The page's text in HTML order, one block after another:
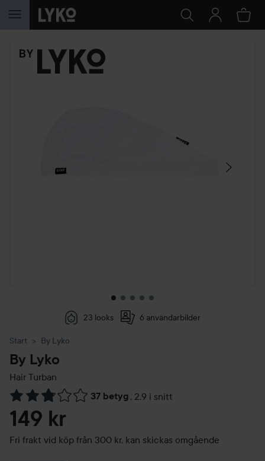
HOPPA TILL INNEHÅLLET
HOPPA ÖVER SEKTIONEN
23 looks 6 användarbilder
Start By Lyko
By Lyko
Hair Turban
37 betyg , 2.9 i snitt
Hoppa till Betyg & kommentarer
149 kr
Fri frakt vid köp från 300 kr, kan skickas omgående